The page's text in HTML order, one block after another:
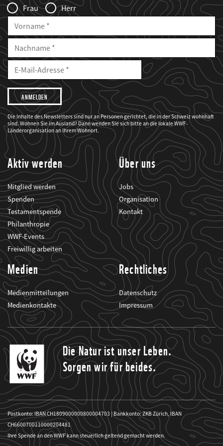
Frau
Herr
Vorname
Nachname
E-
Mailadresse
E-
Adresse
Ich
möchte,
dass
der
WWF
mich
über
seine
Projekte
informiert.
Die Inhalte des Newsletters sind nur an Personen gerichtet, die in der Schweiz wohnhaft
sind. Wohnen Sie im Ausland? Dann wenden Sie sich bitte an die lokale WWF-
Länderorganisation an Ihrem Wohnort.
Aktiv werden
Mitglied werden
Spenden
Testamentspende
Philanthropie
WWF-Events
Freiwillig arbeiten
Über uns
Jobs
Organisation
Kontakt
Medien
Medienmitteilungen
Medienkontakte
Rechtliches
Datenschutz
Impressum
Die Natur ist unser Leben.
Sorgen wir für beides.
Postkonto: IBAN CH1809000000800004703 | Bankkonto: ZKB Zürich, IBAN
CH6600700110000204481
Ihre Spende an den WWF kann steuerlich geltend gemacht werden.